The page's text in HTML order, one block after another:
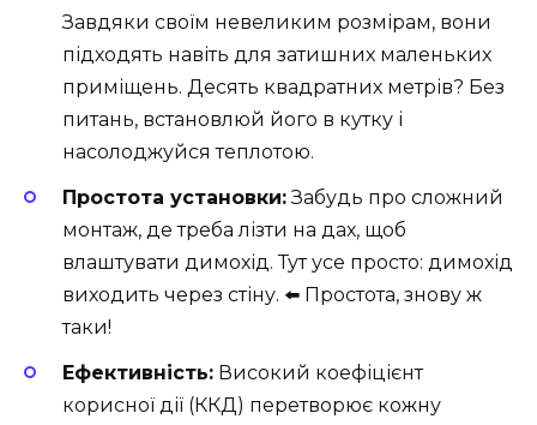
Завдяки своїм невеликим розмірам, вони
підходять навіть для затишних маленьких
приміщень. Десять квадратних метрів? Без
питань, встановлюй його в кутку і
насолоджуйся теплотою.
Простота установки:Забудь про сложний
монтаж, де треба лізти на дах, щоб
влаштувати димохід. Тут усе просто: димохід
виходить через стіну. ⬅️ Простота, знову ж
таки!
Ефективність: Високий коефіцієнт
корисної дії (ККД) перетворює кожну